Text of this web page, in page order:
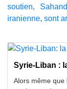
soutien,
iranienne, sont
Syrie-Liban :
Alors même que